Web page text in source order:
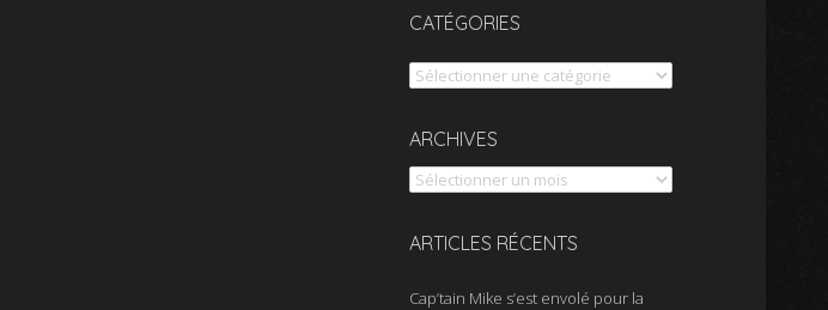
CATÉGORIES
Catégories
ARCHIVES
Archives
ARTICLES RÉCENTS
Cap’tain Mike s’est envolé pour la